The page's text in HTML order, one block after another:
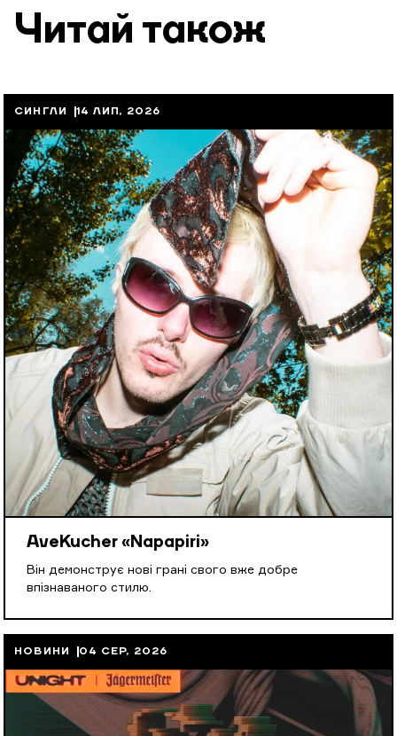
Читай також
СИНГЛИ 14 ЛИП, 2026
AveKucher «Napapiri»
Він демонструє нові грані свого вже добре
впізнаваного стилю.
НОВИНИ 04 СЕР, 2026